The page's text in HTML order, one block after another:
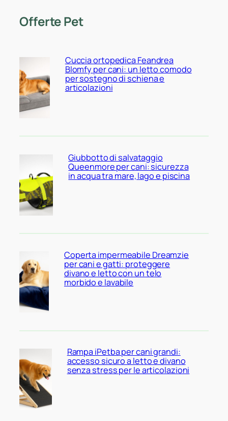
Offerte Pet
Cuccia ortopedica Feandrea
Blomfy per cani: un letto comodo
per sostegno di schiena e
articolazioni
Giubbotto di salvataggio
Queenmore per cani: sicurezza
in acqua tra mare, lago e piscina
Coperta impermeabile Dreamzie
per cani e gatti: proteggere
divano e letto con un telo
morbido e lavabile
Rampa iPetba per cani grandi:
accesso sicuro a letto e divano
senza stress per le articolazioni